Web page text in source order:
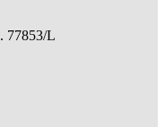
77853/L